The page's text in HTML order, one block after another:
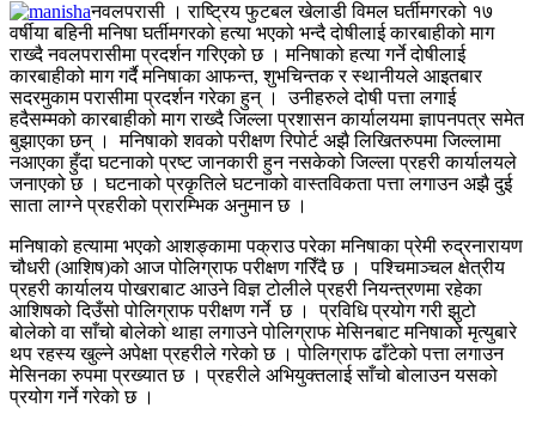
नवलपरासी । राष्ट्रिय फुटबल खेलाडी विमल घर्तीमगरको १७
वर्षीया बहिनी मनिषा घर्तीमगरको हत्या भएको भन्दै दोषीलाई कारबाहीको माग
राख्दै नवलपरासीमा प्रदर्शन गरिएको छ । मनिषाको हत्या गर्ने दोषीलाई
कारबाहीको माग गर्दै मनिषाका आफन्त, शुभचिन्तक र स्थानीयले आइतबार
सदरमुकाम परासीमा प्रदर्शन गरेका हुन् । उनीहरुले दोषी पत्ता लगाई
हदैसम्मको कारबाहीको माग राख्दै जिल्ला प्रशासन कार्यालयमा ज्ञापनपत्र समेत
बुझाएका छन् । मनिषाको शवको परीक्षण रिपोर्ट अझै लिखितरुपमा जिल्लामा
नआएका हुँदा घटनाको प्रष्ट जानकारी हुन नसकेको जिल्ला प्रहरी कार्यालयले
जनाएको छ । घटनाको प्रकृतिले घटनाको वास्तविकता पत्ता लगाउन अझै दुई
साता लाग्ने प्रहरीको प्रारम्भिक अनुमान छ ।
मनिषाको हत्यामा भएको आशङ्कामा पक्राउ परेका मनिषाका प्रेमी रुद्रनारायण
चौधरी (आशिष)को आज पोलिग्राफ परीक्षण गरिँदै छ । पश्चिमाञ्चल क्षेत्रीय
प्रहरी कार्यालय पोखराबाट आउने विज्ञ टोलीले प्रहरी नियन्त्रणमा रहेका
आशिषको दिउँसो पोलिग्राफ परीक्षण गर्ने छ । प्रविधि प्रयोग गरी झुटो
बोलेको वा साँचो बोलेको थाहा लगाउने पोलिग्राफ मेसिनबाट मनिषाको मृत्युबारे
थप रहस्य खुल्ने अपेक्षा प्रहरीले गरेको छ । पोलिग्राफ ढाँटेको पत्ता लगाउन
मेसिनका रुपमा प्रख्यात छ । प्रहरीले अभियुक्तलाई साँचो बोलाउन यसको
प्रयोग गर्ने गरेको छ ।